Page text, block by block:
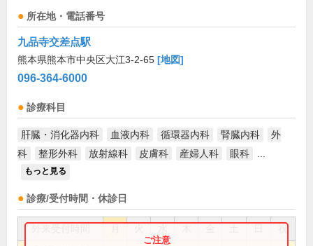
所在地・電話番号
九品寺交差点駅
熊本県熊本市中央区大江3-2-65 [地図]
096-364-6000
診療科目
肝臓・消化器内科 血液内科 循環器内科 腎臓内科
外
科
整形外科 放射線科 皮膚科 産婦人科 眼科
もっと見る
診療/受付時間・休診日
祝